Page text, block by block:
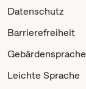
Datenschutz
Barrierefreiheit
Gebärdensprache
Leichte Sprache